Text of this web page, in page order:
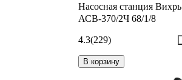
Насосная станция Вихрь
АСВ-370/2Ч 68/1/8
4.3(229)
В корзину